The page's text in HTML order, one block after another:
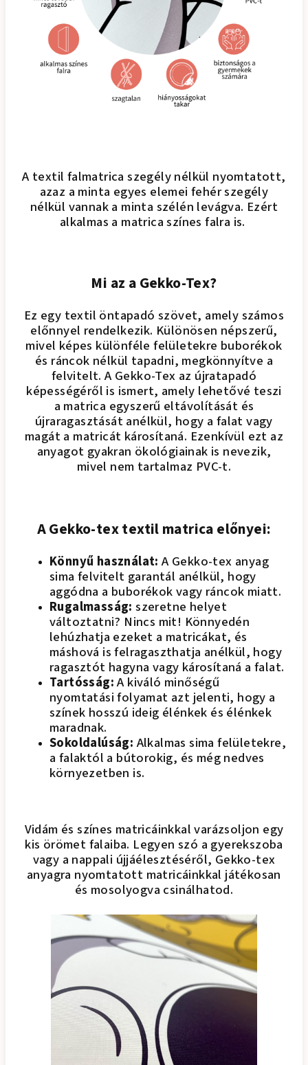
A textil falmatrica szegély nélkül nyomtatott,
azaz a minta egyes elemei fehér szegély
nélkül vannak a minta szélén levágva. Ezért
alkalmas a matrica színes falra is.
Mi az a Gekko-Tex?
Ez egy textil öntapadó szövet, amely számos
előnnyel rendelkezik. Különösen népszerű,
mivel képes különféle felületekre buborékok
és ráncok nélkül tapadni, megkönnyítve a
felvitelt. A Gekko-Tex az újratapadó
képességéről is ismert, amely lehetővé teszi
a matrica egyszerű eltávolítását és
újraragasztását anélkül, hogy a falat vagy
magát a matricát károsítaná. Ezenkívül ezt az
anyagot gyakran ökológiainak is nevezik,
mivel nem tartalmaz PVC-t.
A Gekko-tex textil matrica előnyei:
Könnyű használat:A Gekko-tex anyag
sima felvitelt garantál anélkül, hogy
aggódna a buborékok vagy ráncok miatt.
Rugalmasság: szeretne helyet
változtatni? Nincs mit! Könnyedén
lehúzhatja ezeket a matricákat, és
máshová is felragaszthatja anélkül, hogy
ragasztót hagyna vagy károsítaná a falat.
Tartósság:A kiváló minőségű
nyomtatási folyamat azt jelenti, hogy a
színek hosszú ideig élénkek és élénkek
maradnak.
Sokoldalúság:Alkalmas sima felületekre,
a falaktól a bútorokig, és még nedves
környezetben is.
Vidám és színes matricáinkkal varázsoljon egy
kis örömet falaiba. Legyen szó a gyerekszoba
vagy a nappali újjáélesztéséről, Gekko-tex
anyagra nyomtatott matricáinkkal játékosan
és mosolyogva csinálhatod.